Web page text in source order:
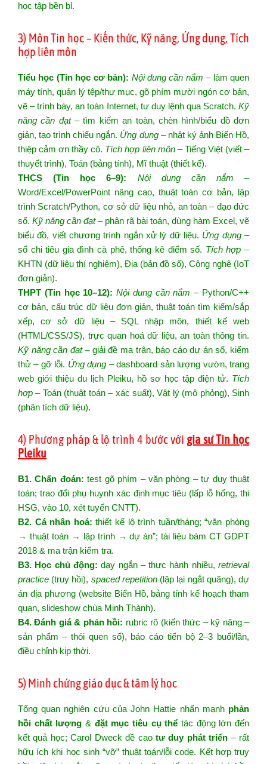
học tập bền bỉ.
3) Môn Tin học – Kiến thức, Kỹ năng, Ứng dụng, Tích
hợp liên môn
Tiểu học (Tin học cơ bản): Nội dung cần nắm – làm quen
máy tính, quản lý tệp/thư mục, gõ phím mười ngón cơ bản,
vẽ – trình bày, an toàn Internet, tư duy lệnh qua Scratch. Kỹ
năng cần đạt– tìm kiếm an toàn, chèn hình/biểu đồ đơn
giản, tạo trình chiếu ngắn. Ứng dụng– nhật ký ảnh Biển Hồ,
thiệp cảm ơn thầy cô. Tích hợp liên môn– Tiếng Việt (viết –
thuyết trình), Toán (bảng tính), Mĩ thuật (thiết kế).
THCS (Tin học 6–9):
Nội dung cần nắm –
Word/Excel/PowerPoint nâng cao, thuật toán cơ bản, lập
trình Scratch/Python, cơ sở dữ liệu nhỏ, an toàn – đạo đức
số. Kỹ năng cần đạt– phân rã bài toán, dùng hàm Excel, vẽ
biểu đồ, viết chương trình ngắn xử lý dữ liệu. Ứng dụng–
sổ chi tiêu gia đình cà phê, thống kê điểm số. Tích hợp –
KHTN (dữ liệu thí nghiệm), Địa (bản đồ số), Công nghệ (IoT
đơn giản).
THPT (Tin học 10–12): Nội dung cần nắm – Python/C++
cơ bản, cấu trúc dữ liệu đơn giản, thuật toán tìm kiếm/sắp
xếp, cơ sở dữ liệu – SQL nhập môn, thiết kế web
(HTML/CSS/JS), trực quan hoá dữ liệu, an toàn thông tin.
Kỹ năng cần đạt– giải đề ma trận, báo cáo dự án số, kiểm
thử – gỡ lỗi. Ứng dụng – dashboard sản lượng vườn, trang
web giới thiệu du lịch Pleiku, hồ sơ học tập điện tử. Tích
hợp – Toán (thuật toán – xác suất), Vật lý (mô phỏng), Sinh
(phân tích dữ liệu).
4) Phương pháp & lộ trình 4 bước với gia sư Tin học
Pleiku
B1. Chẩn đoán: test gõ phím – văn phòng – tư duy thuật
toán; trao đổi phụ huynh xác định mục tiêu (lấp lỗ hổng, thi
HSG, vào 10, xét tuyển CNTT).
B2. Cá nhân hoá: thiết kế lộ trình tuần/tháng; “văn phòng
→ thuật toán → lập trình → dự án”; tài liệu bám CT GDPT
2018 & ma trận kiểm tra.
B3. Học chủ động: dạy ngắn – thực hành nhiều,retrieval
practice (truy hồi), spaced repetition(lặp lại ngắt quãng), dự
án địa phương (website Biển Hồ, bảng tính kế hoạch tham
quan, slideshow chùa Minh Thành).
B4. Đánh giá & phản hồi: rubric rõ (kiến thức – kỹ năng –
sản phẩm – thói quen số), báo cáo tiến bộ 2–3 buổi/lần,
điều chỉnh kịp thời.
5) Minh chứng giáo dục & tâm lý học
Tổng quan nghiên cứu của John Hattie nhấn mạnh phản
hồi chất lượng & đặt mục tiêu cụ thể tác động lớn đến
kết quả học; Carol Dweck đề cao tư duy phát triển – rất
hữu ích khi học sinh “vỡ” thuật toán/lỗi code. Kết hợp truy